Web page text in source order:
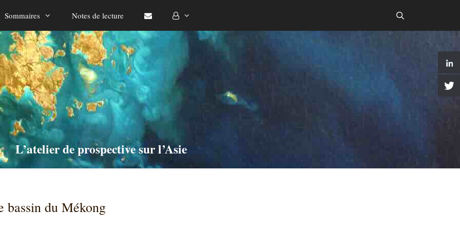
Sommaires Notes de lecture
L’atelier de prospective sur l’Asie
bassin du Mékong